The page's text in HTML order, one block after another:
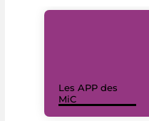
Les APP des
MiC